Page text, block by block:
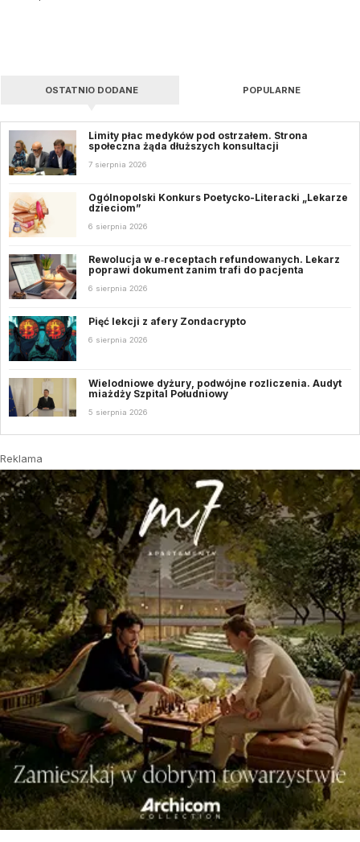
OSTATNIO DODANE POPULARNE
Limity płac medyków pod ostrzałem. Strona
społeczna żąda dłuższych konsultacji
7 sierpnia 2026
Ogólnopolski Konkurs Poetycko-Literacki „Lekarze
dzieciom”
6 sierpnia 2026
Rewolucja w e‑receptach refundowanych. Lekarz
poprawi dokument zanim trafi do pacjenta
6 sierpnia 2026
Pięć lekcji z afery Zondacrypto
6 sierpnia 2026
Wielodniowe dyżury, podwójne rozliczenia. Audyt
miażdży Szpital Południowy
5 sierpnia 2026
Reklama